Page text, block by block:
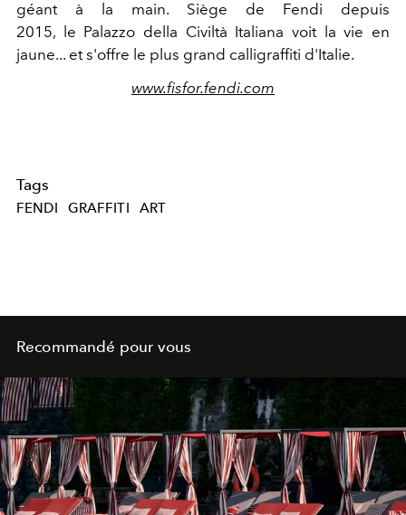
géant à la main. Siège de Fendi depuis
2015, le Palazzo della Civiltà Italiana voit la vie en
jaune... et s'offre le plus grand calligraffiti d'Italie.
www.fisfor.fendi.com
Tags
FENDI GRAFFITI ART
Recommandé pour vous